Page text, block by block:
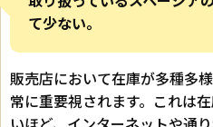
て少ない。
販売店において在庫が多種多
常に重要視されます。これは